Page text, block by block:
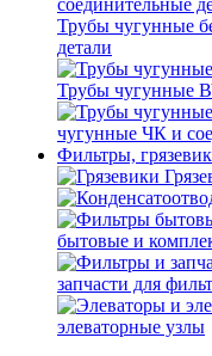
Трубы чугунные
детали
Трубы чугунные
чугунные ЧК и
Фильтры,
бытовые и
запчасти для
элеваторные узлы